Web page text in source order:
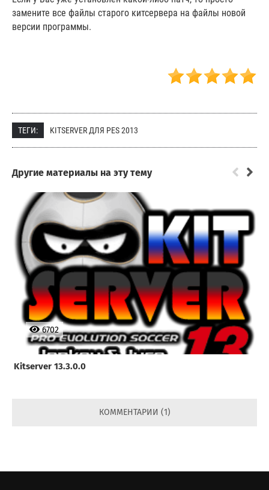
замените все файлы старого китсервера на файлы новой
версии программы.
ТЕГИ: KITSERVER ДЛЯ PES 2013
Другие материалы на эту тему
6702
Kitserver 13.3.0.0
КОММЕНТАРИИ (1)